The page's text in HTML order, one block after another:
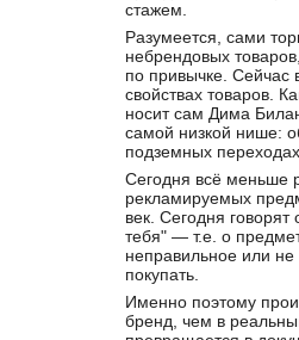
стажем.
Разумеется, сами
небрендовых
по привычке. Сейчас
свойствах товаров.
носит сам Дима
самой низкой нише:
подземных
Сегодня всё меньше
рекламируемых
век. Сегодня
тебя" — т.е. о
неправильное или
покупать.
Именно поэтому
бренд, чем в